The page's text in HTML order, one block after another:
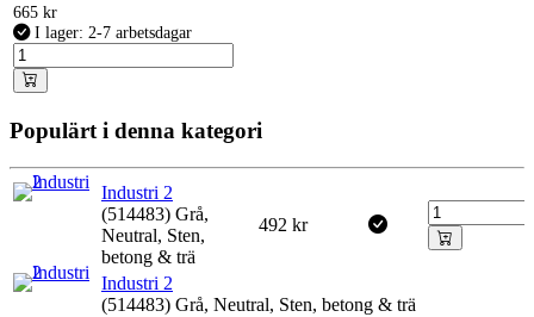
665 kr
I lager: 2-7 arbetsdagar
Populärt i denna kategori
Industri 2
(514483) Grå,
Neutral, Sten,
betong & trä
492 kr
Industri 2
(514483) Grå, Neutral, Sten, betong & trä